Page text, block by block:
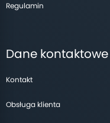
Regulamin
Dane kontaktowe
Kontakt
Obsługa klienta